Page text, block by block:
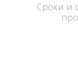
Сроки и